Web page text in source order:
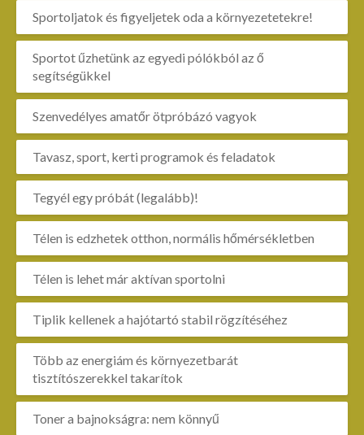
Sportoljatok és figyeljetek oda a környezetetekre!
Sportot űzhetünk az egyedi pólókból az ő
segítségükkel
Szenvedélyes amatőr ötpróbázó vagyok
Tavasz, sport, kerti programok és feladatok
Tegyél egy próbát (legalább)!
Télen is edzhetek otthon, normális hőmérsékletben
Télen is lehet már aktívan sportolni
Tiplik kellenek a hajótartó stabil rögzítéséhez
Több az energiám és környezetbarát
tisztítószerekkel takarítok
Toner a bajnokságra: nem könnyű